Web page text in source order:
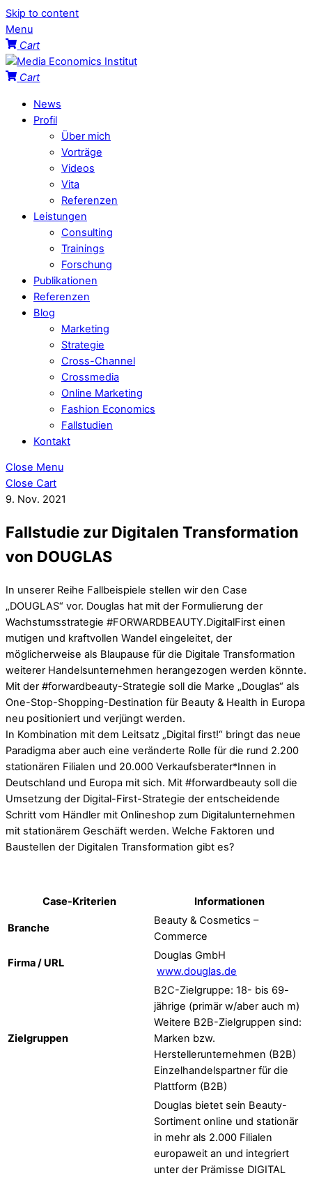
Skip to content
Menu
Cart
Cart
News
Profil
Über mich
Vorträge
Videos
Vita
Referenzen
Leistungen
Consulting
Trainings
Forschung
Publikationen
Referenzen
Blog
Marketing
Strategie
Cross-Channel
Crossmedia
Online Marketing
Fashion Economics
Fallstudien
Kontakt
Close Menu
Close Cart
9. Nov. 2021
Fallstudie zur Digitalen Transformation
von DOUGLAS
In unserer Reihe Fallbeispiele stellen wir den Case
„DOUGLAS“ vor. Douglas hat mit der Formulierung der
Wachstumsstrategie #FORWARDBEAUTY.DigitalFirst einen
mutigen und kraftvollen Wandel eingeleitet, der
möglicherweise als Blaupause für die Digitale Transformation
weiterer Handelsunternehmen herangezogen werden könnte.
Mit der #forwardbeauty-Strategie soll die Marke „Douglas“ als
One-Stop-Shopping-Destination für Beauty & Health in Europa
neu positioniert und verjüngt werden.
In Kombination mit dem Leitsatz „Digital first!“ bringt das neue
Paradigma aber auch eine veränderte Rolle für die rund 2.200
stationären Filialen und 20.000 Verkaufsberater*Innen in
Deutschland und Europa mit sich. Mit #forwardbeauty soll die
Umsetzung der Digital-First-Strategie der entscheidende
Schritt vom Händler mit Onlineshop zum Digitalunternehmen
mit stationärem Geschäft werden. Welche Faktoren und
Baustellen der Digitalen Transformation gibt es?
Case-Kriterien Informationen
Branche
Beauty & Cosmetics –
Commerce
Firma / URL
Douglas GmbH
www.douglas.de
Zielgruppen
B2C-Zielgruppe: 18- bis 69-
jährige (primär w/aber auch m)
Weitere B2B-Zielgruppen sind:
Marken bzw.
Herstellerunternehmen (B2B)
Einzelhandelspartner für die
Plattform (B2B)
Douglas bietet sein Beauty-
Sortiment online und stationär
in mehr als 2.000 Filialen
europaweit an und integriert
unter der Prämisse DIGITAL